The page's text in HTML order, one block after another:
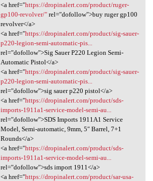
<a href="https://dropinalert.com/product/ruger-
gp100-revolver/"rel="dofollow">buy ruger gp100
revolver</a>
<a href="https://dropinalert.com/product/sig-sauer-
p220-legion-semi-automatic-pis...
rel="dofollow">Sig Sauer P220 Legion Semi-
Automatic Pistol</a>
<a href="https://dropinalert.com/product/sig-sauer-
p220-legion-semi-automatic-pis...
rel="dofollow">sig sauer p220 pistol</a>
<a href="https://dropinalert.com/product/sds-
imports-1911a1-service-model-semi-au...
rel="dofollow">SDS Imports 1911A1 Service
Model, Semi-automatic, 9mm, 5″ Barrel, 7+1
Rounds</a>
<a href="https://dropinalert.com/product/sds-
imports-1911a1-service-model-semi-au...
rel="dofollow">sds import 1911</a>
<a href="https://dropinalert.com/product/sar-usa-